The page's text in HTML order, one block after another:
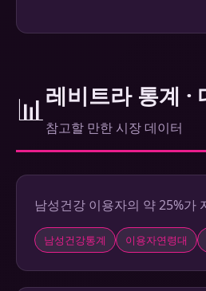
📊 레비트라 통계 ·
참고할 만한 시장 데이터
남성건강 이용자의 약 25%가
남성건강통계 이용자연령대